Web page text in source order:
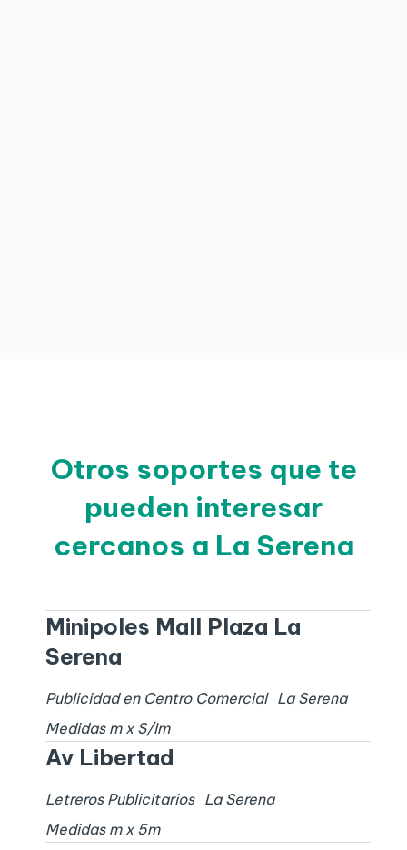
Otros soportes que te
pueden interesar
cercanos a La Serena
Minipoles Mall Plaza La
Serena
Publicidad en Centro Comercial
La Serena
Medidas m x S/Im
Av Libertad
Letreros Publicitarios
La Serena
Medidas m x 5m